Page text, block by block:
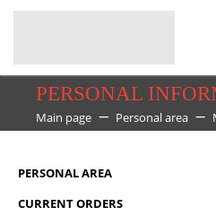
PERSONAL
Main page Personal area
PERSONAL AREA
CURRENT ORDERS